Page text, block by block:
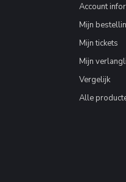
Account
Mijn
Mijn tickets
Mijn
Vergelijk
Alle